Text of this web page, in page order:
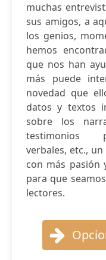
muchas
sus amigos, a
los genios,
hemos
que nos han
más puede
novedad que
datos y textos
sobre los
testimonios
verbales, etc.,
con más pasión
para que
lectores.